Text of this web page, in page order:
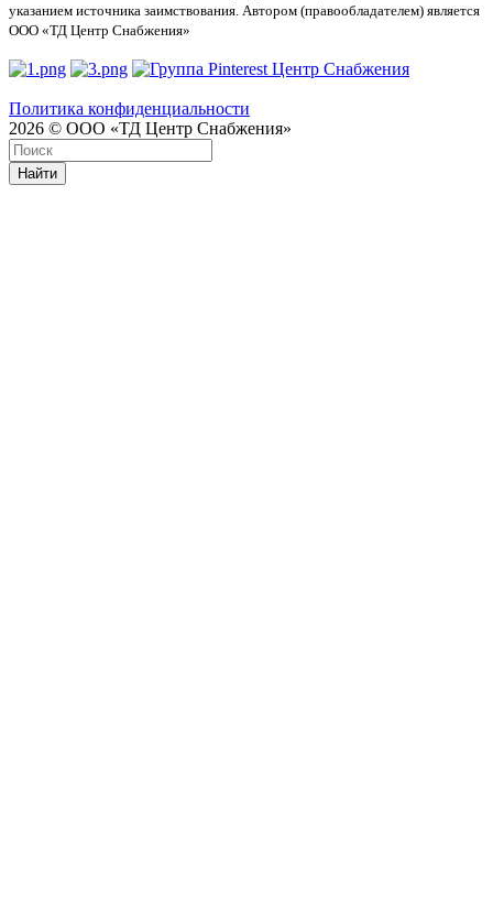
указанием источника заимствования. Автором (правообладателем) является
ООО «ТД Центр Снабжения»
Политика конфиденциальности
2026 © ООО «ТД Центр Снабжения»
Найти